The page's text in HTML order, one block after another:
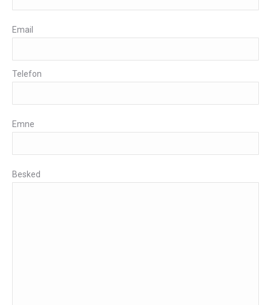
Email
Telefon
Emne
Besked